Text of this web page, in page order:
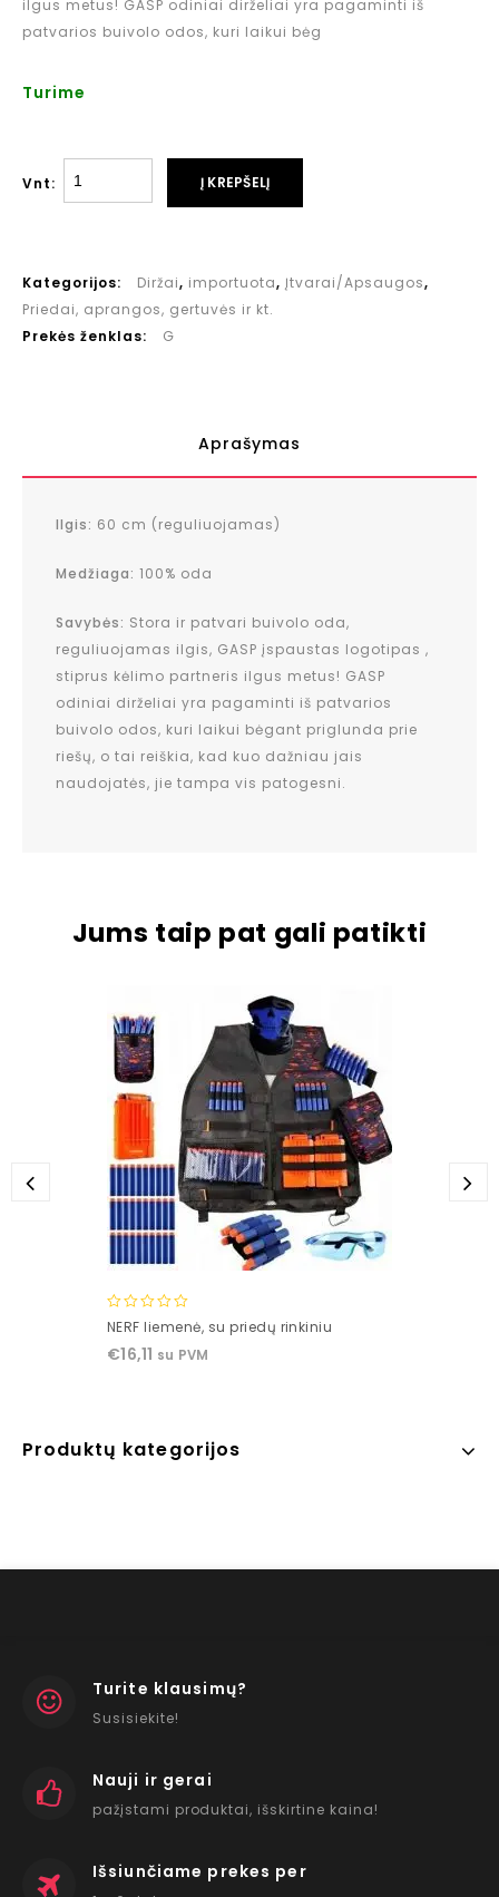
ilgus metus! GASP odiniai dirželiai yra pagaminti iš
patvarios buivolo odos, kuri laikui bėg
Turime
Vnt: Į KREPŠELĮ
Kategorijos: Diržai, importuota, Įtvarai/Apsaugos,
Priedai, aprangos, gertuvės ir kt.
Prekės ženklas:
G
Aprašymas
Ilgis: 60 cm (reguliuojamas)
Medžiaga: 100% oda
Savybės: Stora ir patvari buivolo oda,
reguliuojamas ilgis, GASP įspaustas logotipas ,
stiprus kėlimo partneris ilgus metus! GASP
odiniai dirželiai yra pagaminti iš patvarios
buivolo odos, kuri laikui bėgant priglunda prie
riešų, o tai reiškia, kad kuo dažniau jais
naudojatės, jie tampa vis patogesni.
Jums taip pat gali patikti
0
of
NERF liemenė, su priedų rinkiniu
€16,11 su PVM
Produktų kategorijos
Turite klausimų?
Susisiekite!
Nauji ir gerai
pažįstami produktai, išskirtine kaina!
Išsiunčiame prekes per